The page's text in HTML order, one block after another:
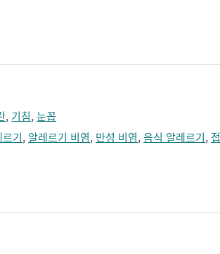
, 기침,눈꼽
기, 알레르기 비염, 만성 비염,음식 알레르기,